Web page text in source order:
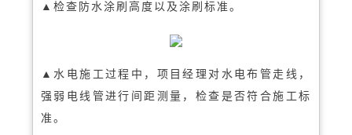
▲检查防水涂刷高度以及涂刷标准。
▲水电施工过程中，项目经理对水电布管走线，
强弱电线管进行间距测量，检查是否符合施工标
准。